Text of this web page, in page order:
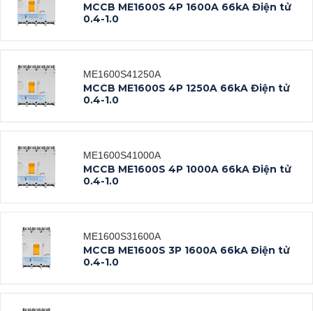
MCCB ME1600S 4P 1600A 66kA Điện tử
0.4-1.0
Datasheet
Xem tất cả
ME1600S41250A
MCCB ME1600S 4P 1250A 66kA Điện tử
0.4-1.0
Datasheet
Xem tất cả
ME1600S41000A
MCCB ME1600S 4P 1000A 66kA Điện tử
0.4-1.0
Datasheet
Xem tất cả
ME1600S31600A
MCCB ME1600S 3P 1600A 66kA Điện tử
0.4-1.0